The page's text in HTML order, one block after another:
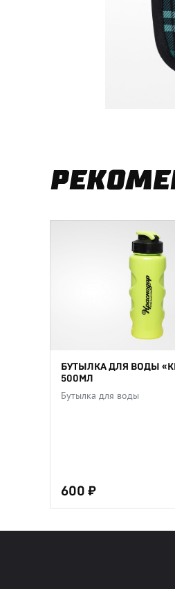
БУТЫЛКА ДЛЯ ВОДЫ
500МЛ
Бутылка для воды
600